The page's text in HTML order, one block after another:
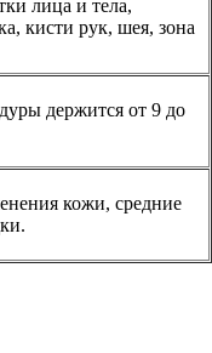
лица и тела,
кисти рук, шея, зона
держится от 9 до
кожи, средние